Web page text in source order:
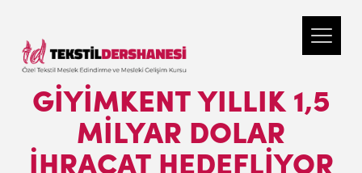
GİYİMKENT YILLIK 1,5
MİLYAR DOLAR